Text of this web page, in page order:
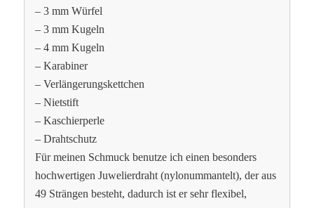
– 3 mm Würfel
– 3 mm Kugeln
– 4 mm Kugeln
– Karabiner
– Verlängerungskettchen
– Nietstift
– Kaschierperle
– Drahtschutz
Für meinen Schmuck benutze ich einen besonders
hochwertigen Juwelierdraht (nylonummantelt), der aus
49 Strängen besteht, dadurch ist er sehr flexibel,